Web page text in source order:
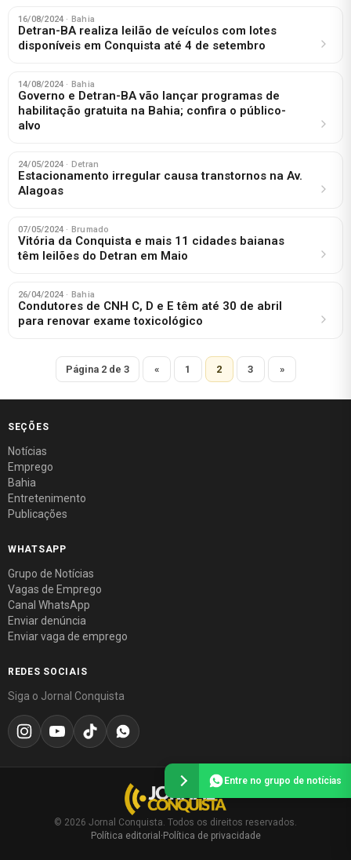
16/08/2024 · Bahia
Detran-BA realiza leilão de veículos com lotes
disponíveis em Conquista até 4 de setembro
14/08/2024 · Bahia
Governo e Detran-BA vão lançar programas de
habilitação gratuita na Bahia; confira o público-
alvo
24/05/2024 · Detran
Estacionamento irregular causa transtornos na Av.
Alagoas
07/05/2024 · Brumado
Vitória da Conquista e mais 11 cidades baianas
têm leilões do Detran em Maio
26/04/2024 · Bahia
Condutores de CNH C, D e E têm até 30 de abril
para renovar exame toxicológico
Página 2 de 3 « 1 2 3 »
SEÇÕES
Notícias
Emprego
Bahia
Entretenimento
Publicações
WHATSAPP
Grupo de Notícias
Vagas de Emprego
Canal WhatsApp
Enviar denúncia
Enviar vaga de emprego
REDES SOCIAIS
Siga o Jornal Conquista
© 2026 Jornal Conquista. Todos os direitos reservados.
Política editorial ·Política de privacidade
Entre no grupo de notícias